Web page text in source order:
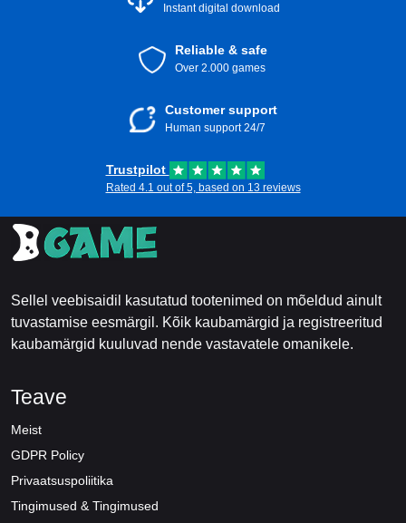
Instant digital download
Reliable & safe
Over 2.000 games
Customer support
Human support 24/7
Trustpilot
Rated 4.1 out of 5, based on 13 reviews
Sellel veebisaidil kasutatud tootenimed on mõeldud ainult
tuvastamise eesmärgil. Kõik kaubamärgid ja registreeritud
kaubamärgid kuuluvad nende vastavatele omanikele.
Teave
Meist
GDPR Policy
Privaatsuspoliitika
Tingimused & Tingimused